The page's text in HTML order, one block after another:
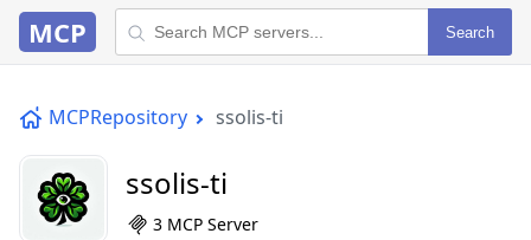
MCP Search
MCPRepository ssolis-ti
ssolis-ti
3 MCP Server